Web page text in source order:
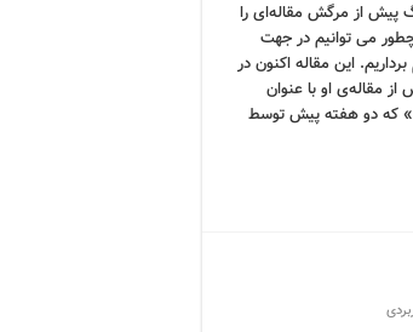
پیش از مرگش مقاله‌ای را
می توانیم در جهت
این مقاله اکنون در
مقاله‌ی او با عنوان
که دو هفته پیش توسط